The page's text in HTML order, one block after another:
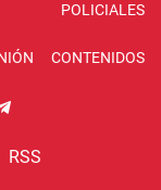
POLICIALES
CONTENIDOS
RSS